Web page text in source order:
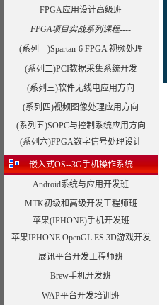
FPGA应用设计高级班
FPGA项目实战系列课程----
(系列一)Spartan-6 FPGA 视频处理
(系列二)PCI数据采集系统开发
(系列三)软件无线电应用方向
(系列四)视频图像处理应用方向
(系列五)SOPC与控制系统应用方向
(系列六)FPGA数字信号处理设计
嵌入式OS--3G手机操作系统
Android系统与应用开发班
MTK初级和高级开发工程师班
苹果(IPHONE)手机开发班
苹果IPHONE OpenGL ES 3D游戏开发
展讯平台开发工程师班
Brew手机开发班
WAP平台开发培训班